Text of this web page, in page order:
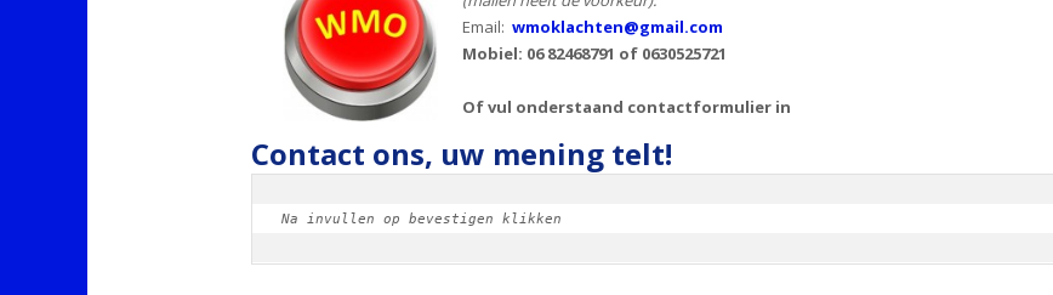
Email: wmoklachten@gmail.com
Mobiel: 06 82468791 of 0630525721
Of vul onderstaand contactformulier in
Contact ons, uw mening telt!
Na invullen op bevestigen klikken